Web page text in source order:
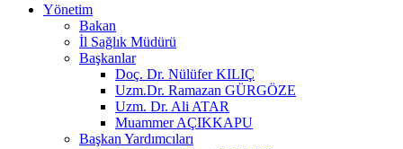
Yönetim
Bakan
İl Sağlık Müdürü
Başkanlar
Doç. Dr. Nülüfer KILIÇ
Uzm.Dr. Ramazan GÜRGÖZE
Uzm. Dr. Ali ATAR
Muammer AÇIKKAPU
Başkan Yardımcıları